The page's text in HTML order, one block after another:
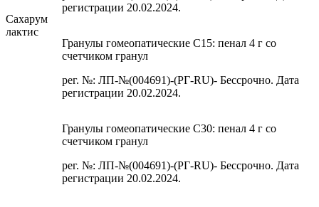
Сахарум
лактис
регистрации 20.02.2024.
Гранулы гомеопатические C15: пенал 4 г со
счетчиком гранул
рег. №: ЛП-№(004691)-(РГ-RU)- Бессрочно. Дата
регистрации 20.02.2024.
Гранулы гомеопатические C30: пенал 4 г со
счетчиком гранул
рег. №: ЛП-№(004691)-(РГ-RU)- Бессрочно. Дата
регистрации 20.02.2024.